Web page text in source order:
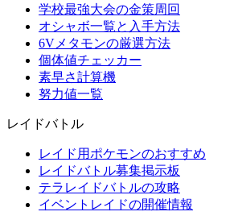
学校最強大会の金策周回
オシャボ一覧と入手方法
6Vメタモンの厳選方法
個体値チェッカー
素早さ計算機
努力値一覧
レイドバトル
レイド用ポケモンのおすすめ
レイドバトル募集掲示板
テラレイドバトルの攻略
イベントレイドの開催情報